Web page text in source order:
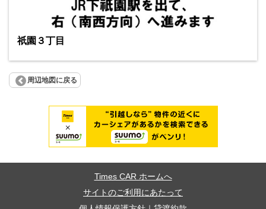
祇園３丁目
周辺地図に戻る
Times CAR ホームへ
サイトのご利用にあたって